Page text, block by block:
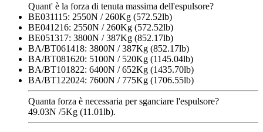
Quant' è la forza di tenuta massima dell'espulsore?
BE031115: 2550N / 260Kg (572.52lb)
BE041216: 2550N / 260Kg (572.52lb)
BE051317: 3800N / 387Kg (852.17lb)
BA/BT061418: 3800N / 387Kg (852.17lb)
BA/BT081620: 5100N / 520Kg (1145.04lb)
BA/BT101822: 6400N / 652Kg (1435.70lb)
BA/BT122024: 7600N / 775Kg (1706.55lb)
Quanta forza è necessaria per sganciare l'espulsore?
49.03N /5Kg (11.01lb).